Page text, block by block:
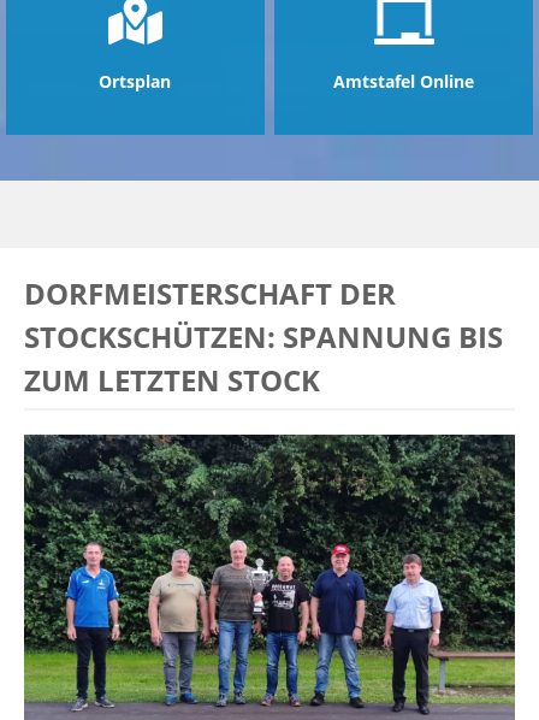
Ortsplan Amtstafel Online
DORFMEISTERSCHAFT DER
STOCKSCHÜTZEN: SPANNUNG BIS
ZUM LETZTEN STOCK